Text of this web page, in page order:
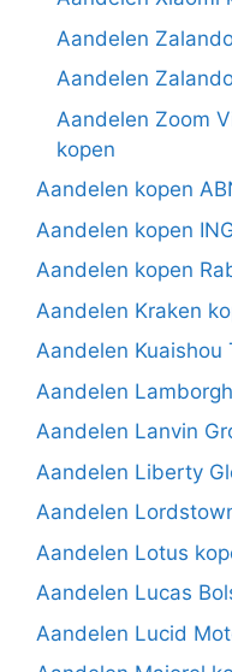
Aandelen
Aandelen
Aandelen Zoom
kopen
Aandelen kopen
Aandelen kopen
Aandelen kopen
Aandelen Kraken
Aandelen Kuaishou
Aandelen
Aandelen Lanvin
Aandelen Liberty
Aandelen
Aandelen Lotus
Aandelen Lucas
Aandelen Lucid